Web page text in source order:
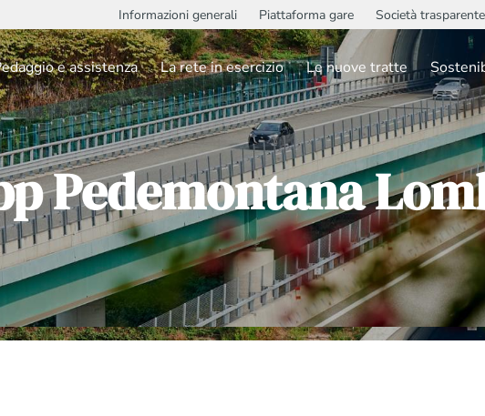
Informazioni generali Piattaforma gare Società trasparente
e assistenza La rete in esercizio Le nuove tratte
Pedemontana